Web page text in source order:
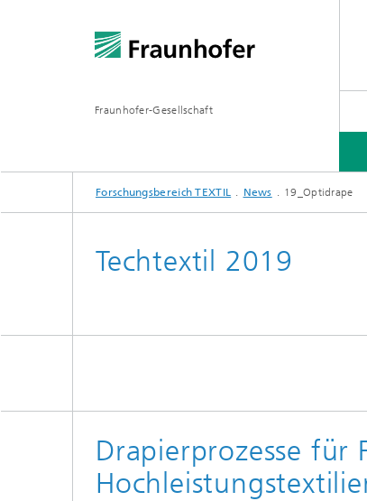
Fraunhofer-Gesellschaft
KOMPETENZEN
MITGLIEDER
Forschungsbereich TEXTIL News 19_Optidrape
Techtextil 2019
Drapierprozesse für